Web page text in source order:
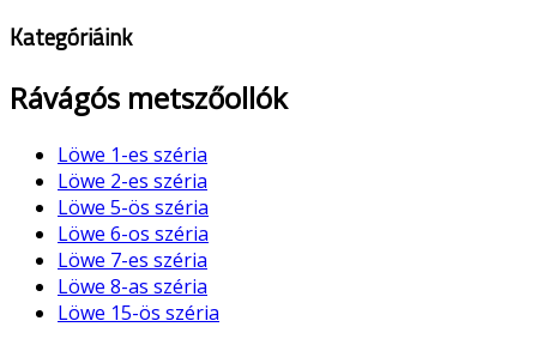
Kategóriáink
Rávágós metszőollók
Löwe 1-es széria
Löwe 2-es széria
Löwe 5-ös széria
Löwe 6-os széria
Löwe 7-es széria
Löwe 8-as széria
Löwe 15-ös széria